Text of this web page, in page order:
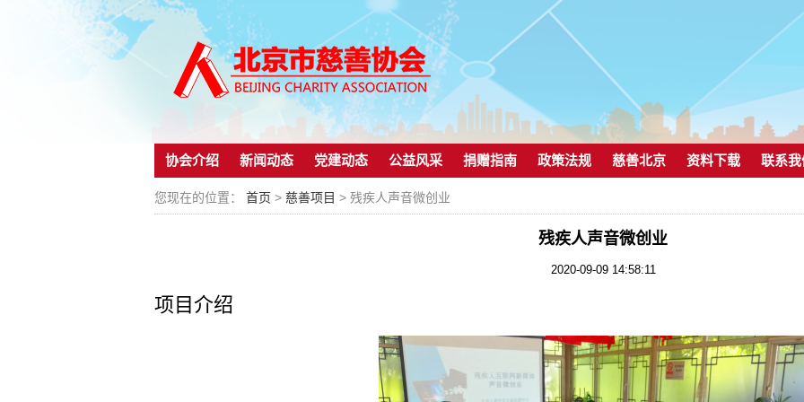
协会介绍 新闻动态 党建动态 公益风采 捐赠指南 政策法规 慈善北京 资料下载 联系我
您现在的位置： 首页 > 慈善项目 > 残疾人声音微创业
残疾人声音微创业
2020-09-09 14:58:11
项目介绍